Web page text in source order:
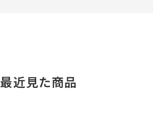
最近見た商品